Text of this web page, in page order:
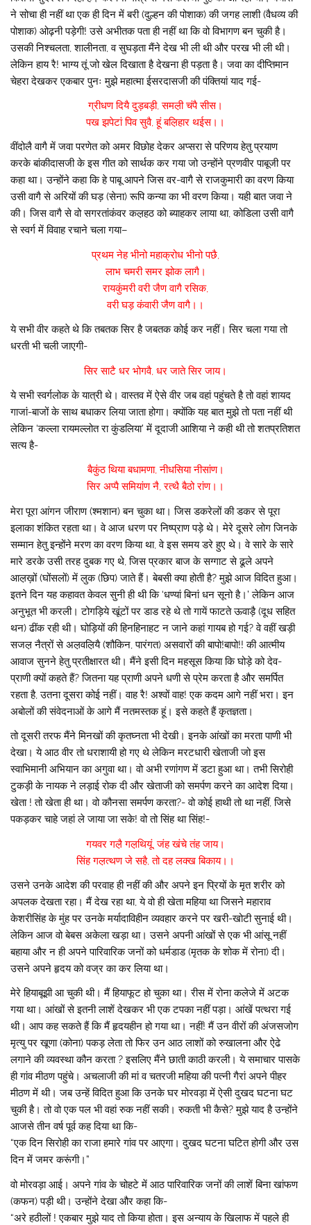
ने सोचा ही नहीं था एक ही दिन में बरी (दुल्हन की पोशाक) की जगह लाशी (वैधव्य की
पोशाक) ओढ़नी पड़ेगी! उसे अभीतक पता ही नहीं था कि वो विभागण बन चुकी है।
उसकी निश्चलता, शालीनता, व सुघड़ता मैंने देख भी ली थी और परख भी ली थी।
लेकिन हाय रै! भाग्य तूं जो खेल दिखाता है देखना ही पड़ता है। जवा का दीप्तिमान
चेहरा देखकर एकबार पुनः मुझे महात्मा ईसरदासजी की पंक्तियां याद गई-
ग्रीधण दियै दुड़बड़ी, समल़ी चंपै सीस।
पख झपेटां पिव सुवै, हूं बल़िहार थईस।।
वींदोलै वागै में जवा परणेत को अमर विछोह देकर अप्सरा से परिणय हेतु प्रयाण
करके बांकीदासजी के इस गीत को सार्थक कर गया जो उन्होंने प्रणवीर पाबूजी पर
कहा था। उन्होंने कहा कि हे पाबू आपने जिस वर-वागै से राजकुमारी का वरण किया
उसी वागै से अरियों की घड़ (सेना) रूपि कन्या का भी वरण किया। यही बात जवा ने
की। जिस वागै से वो सगरतांकंवर कल़हठ को ब्याहकर लाया था, कोडिला उसी वागै
से स्वर्ग में विवाह रचाने चला गया–
प्रथम नेह भीनो महाक्रोध भीनो पछै,
लाभ चमरी समर झोक लागै।
रायकुंमरी वरी जैण वागै रसिक,
वरी घड़ कंवारी जैण वागै।।
ये सभी वीर कहते थे कि तबतक सिर है जबतक कोई कर नहीं। सिर चला गया तो
धरती भी चली जाएगी-
सिर साटै धर भोगवै, धर जाते सिर जाय।
ये सभी स्वर्गलोक के यात्री थे। वास्तव में ऐसे वीर जब वहां पहुंचते है तो वहां शायद
गाजां-बाजों के साथ बधाकर लिया जाता होगा। क्योंकि यह बात मुझे तो पता नहीं थी
लेकिन ‘कल्ला रायमल्लोत रा कुंडलिया’ में दूदाजी आशिया ने कही थी तो शतप्रतिशत
सत्य है-
बैकुंठ थिया बधामणा, नीधसिया नीसांण।
सिर अप्पै समियांण नै, रत्थै बैठो रांण।।
मेरा पूरा आंगन जीराण (श्मशान) बन चुका था। जिस डकरेलों की डकर से पूरा
इलाका शंकित रहता था। वे आज धरण पर निष्प्राण पड़े थे। मेरे दूसरे लोग जिनके
सम्मान हेतु इन्होंने मरण का वरण किया था, वे इस समय डरे हुए थे। वे सारे के सारे
मारे डरके उसी तरह दुबक गए थे, जिस प्रकार बाज के सग्गाट से ढूले अपने
आल़ख़ों (घोंसलों) में लुक (छिप) जाते हैं। बेबसी क्या होती है? मुझे आज विदित हुआ।
इतने दिन यह कहावत केवल सुनी ही थी कि ‘धण्यां बिनां धन सूनो है।’ लेकिन आज
अनुभूत भी करली। टोगड़िये खूंटों पर डाड रहे थे तो गायें फाटते ऊवाड़ै (दूध सहित
थन) ढींक रही थी। घोड़ियों की हिनहिनाहट न जाने कहां गायब हो गई? वे वहीं खड़ी
सजल़ नैत्रों से अल़वल़ियै (शौकिन, पारंगत) असवारों की बापो!बापो!! की आत्मीय
आवाज सुनने हेतु प्रतीक्षारत थी। मैंने इसी दिन महसूस किया कि घोड़े को देव-
प्राणी क्यों कहते हैं? जितना यह प्राणी अपने धणी से प्रेम करता है और समर्पित
रहता है, उतना दूसरा कोई नहीं। वाह रै! अश्वों वाह! एक कदम आगे नहीं भरा। इन
अबोलों की संवेदनाओं के आगे मैं नतमस्तक हूं। इसे कहते हैं कृतज्ञता।
तो दूसरी तरफ मैंने मिनखों की कृतघ्नता भी देखी। इनके आंखों का मरता पाणी भी
देखा। ये आठ वीर तो धराशायी हो गए थे लेकिन मरटधारी खेताजी जो इस
स्वाभिमानी अभियान का अगुवा था। वो अभी रणांगण में डटा हुआ था। तभी सिरोही
टुकड़ी के नायक ने लड़ाई रोक दी और खेताजी को समर्पण करने का आदेश दिया।
खेता ! तो खेता ही था। वो कौनसा समर्पण करता?- वो कोई हाथी तो था नहीं, जिसे
पकड़कर चाहे जहां ले जाया जा सके! वो तो सिंह था सिंह!-
गयवर गल़ै गल़थियूं, जंह खंचे तंह जाय।
सिंह गल़त्थण जे सहै, तो दह लक्ख बिकाय।।
उसने उनके आदेश की परवाह ही नहीं की और अपने इन प्रियों के मृत शरीर को
अपलक देखता रहा। मैं देख रहा था, ये वो ही खेता महिया था जिसने महाराव
केशरीसिंह के मुंह पर उनके मर्यादाविहीन व्यवहार करने पर खरी-खोटी सुनाई थी।
लेकिन आज वो बेबस अकेला खड़ा था। उसने अपनी आंखों से एक भी आंसू नहीं
बहाया और न ही अपने पारिवारिक जनों को धर्मडाड (मृतक के शोक में रोना) दी।
उसने अपने हृदय को वज्र का कर लिया था।
मेरे हियाबूझी आ चुकी थी। मैं हियाफूट हो चुका था। रीस में रोना कलेजे में अटक
गया था। आंखों से इतनी लाशें देखकर भी एक टपका नहीं पड़ा। आंखें पत्थरा गई
थी। आप कह सकते हैं कि मैं हृदयहीन हो गया था। नहीं! मैं उन वीरों की अंजसजोग
मृत्यु पर खूणा (कोना) पकड़ लेता तो फिर उन आठ लाशों को रुखालना और ऐढे
लगाने की व्यवस्था कौन करता ? इसलिए मैंने छाती काठी करली। ये समाचार पासके
ही गांव मीठण पहुंचे। अचलाजी की मां व चतरजी महिया की पत्नी गैरां अपने पीहर
मीठण में थी। जब उन्हें विदित हुआ कि उनके घर मोरवड़ा में ऐसी दुखद घटना घट
चुकी है। तो वो एक पल भी वहां रुक नहीं सकी। रुकती भी कैसे? मुझे याद है उन्होंने
आजसे तीन वर्ष पूर्व कह दिया था कि-
“एक दिन सिरोही का राजा हमारे गांव पर आएगा। दुखद घटना घटित होगी और उस
दिन में जमर करूंगी।”
वो मोरवड़ा आई। अपने गांव के चोहटे में आठ पारिवारिक जनों की लाशें बिना खांफण
(कफन) पड़ी थी। उन्होंने देखा और कहा कि-
“अरे हठीलों ! एकबार मुझे याद तो किया होता। इस अन्याय के खिलाफ में पहले ही